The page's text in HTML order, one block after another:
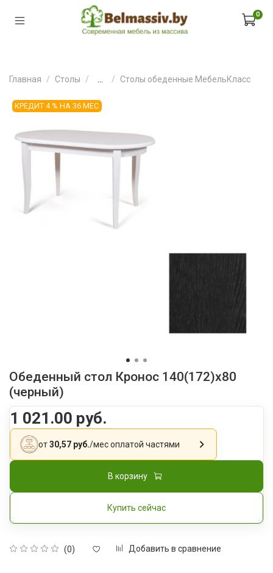
0
Главная Столы Столы обеденные МебельКласс
КРЕДИТ 4 % НА 36 МЕС
Обеденный стол Кронос 140(172)x80
(черный)
(0) Добавить в сравнение
1 021.00 руб.
от30,57 руб./месоплатой частями
В корзину
Купить сейчас